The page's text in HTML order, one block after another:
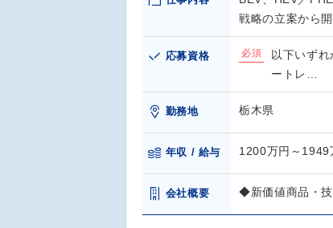
戦略の立案から
応募資格 必須
以下いず
ートレ…
勤務地 栃木県
年収 / 給与 1200万円～1949
会社概要 ◆新価値商品・